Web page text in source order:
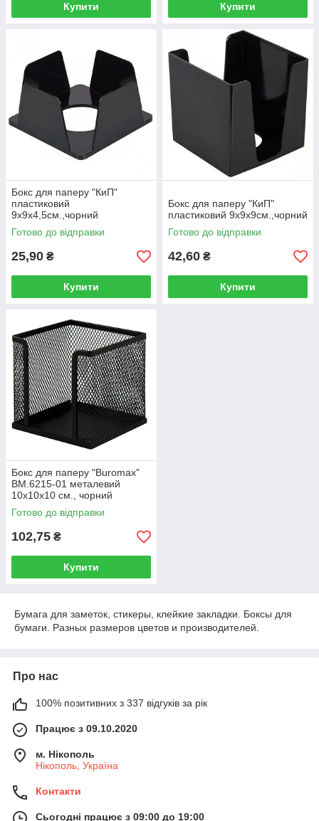
Купити Купити
Бокс для паперу "КиП"
пластиковий
9х9х4,5см.,чорний
Готово до відправки
25,90 ₴
Купити
Бокс для паперу "КиП"
пластиковий 9х9х9см.,чорний
Готово до відправки
42,60 ₴
Купити
Бокс для паперу "Buromax"
BM.6215-01 металевий
10х10х10 см., чорний
Готово до відправки
102,75 ₴
Купити
Бумага для заметок, стикеры, клейкие закладки. Боксы для
бумаги. Разных размеров цветов и производителей.
Про нас
100% позитивних з 337 відгуків за рік
Працює з 09.10.2020
м. Нікополь
Нікополь, Україна
Контакти
Сьогодні працює з 09:00 до 19:00